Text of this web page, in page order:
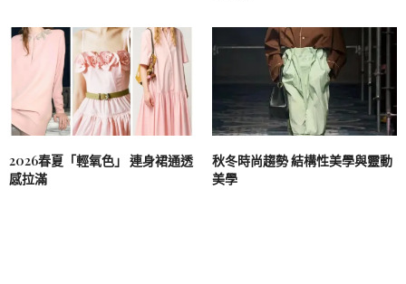
2026春夏「輕氧色」 連身裙通透
感拉滿
秋冬時尚趨勢 結構性美學與靈動
美學